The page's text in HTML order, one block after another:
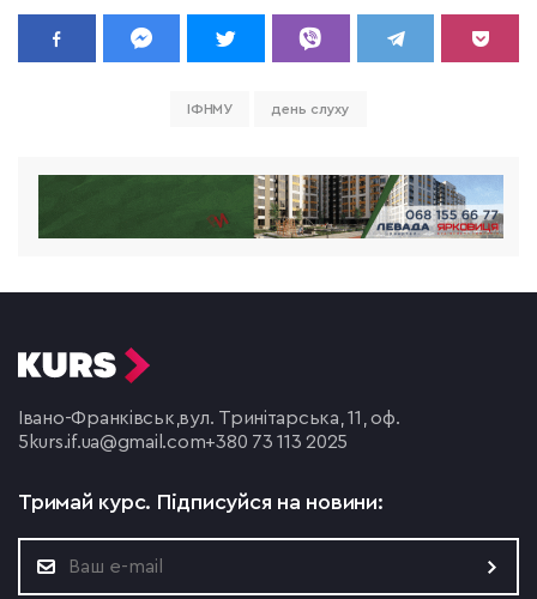
ІФНМУ день слуху
Івано-Франківськ,вул. Тринітарська, 11, оф.
5 kurs.if.ua@gmail.com+380 73 113 2025
Тримай курс. Підписуйся на новини: